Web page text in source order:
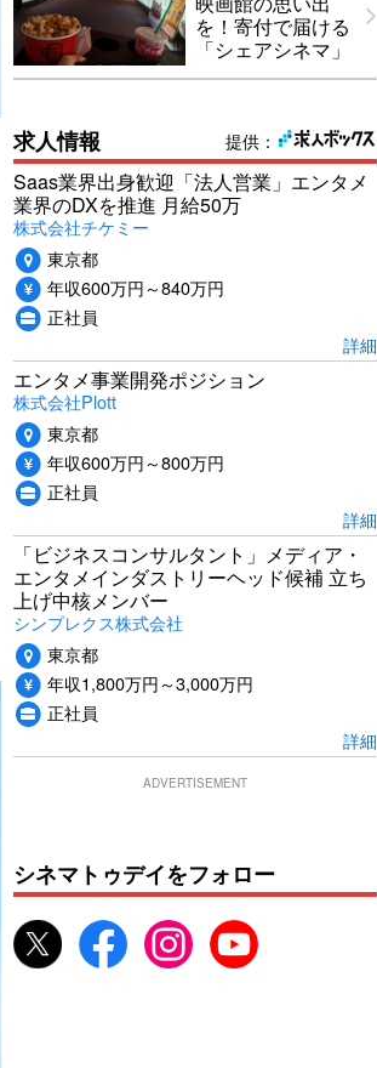
を！寄付で届ける
「シェアシネマ」
提供：
求人情報
Saas業界出身歓迎「法人営業」エンタメ
業界のDXを推進 月給50万
株式会社チケミー
東京都
年収600万円～840万円
正社員
詳細
エンタメ事業開発ポジション
株式会社Plott
東京都
年収600万円～800万円
正社員
詳細
「ビジネスコンサルタント」メディア・
エンタメインダストリーヘッド候補 立ち
上げ中核メンバー
シンプレクス株式会社
東京都
年収1,800万円～3,000万円
正社員
詳細
ADVERTISEMENT
シネマトゥデイをフォロー